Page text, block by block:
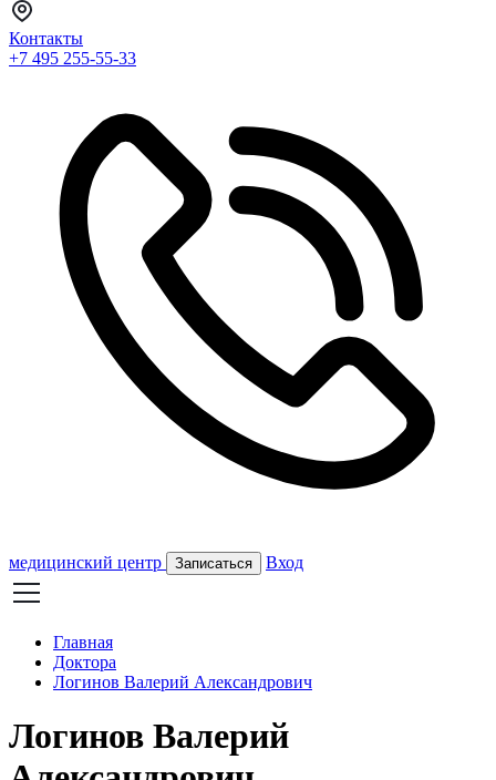
Контакты
+7 495 255-55-33
медицинский центр Записаться Вход
Главная
Доктора
Логинов Валерий Александрович
Логинов Валерий